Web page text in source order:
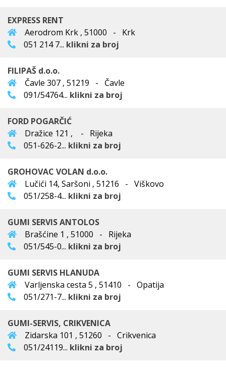
EXPRESS RENT
Aerodrom Krk , 51000 - Krk
051 214 7... klikni za broj
FILIPAŠ d.o.o.
Čavle 307 , 51219 - Čavle
091/54764... klikni za broj
FORD POGARČIĆ
Dražice 121 , - Rijeka
051-626-2... klikni za broj
GROHOVAC VOLAN d.o.o.
Lučići 14, Saršoni , 51216 - Viškovo
051/258-4... klikni za broj
GUMI SERVIS ANTOLOS
Brašćine 1 , 51000 - Rijeka
051/545-0... klikni za broj
GUMI SERVIS HLANUDA
Varljenska cesta 5 , 51410 - Opatija
051/271-7... klikni za broj
GUMI-SERVIS, CRIKVENICA
Zidarska 101 , 51260 - Crikvenica
051/24119... klikni za broj